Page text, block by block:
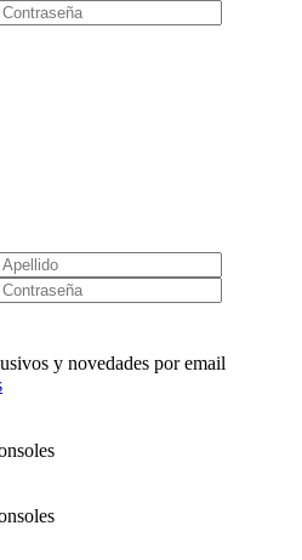
y novedades por email